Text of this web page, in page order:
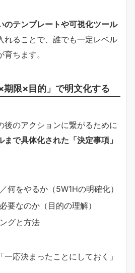
のテンプレートや可視化ツール
れることで、誰でも一定レベル
ちます。
限×目的」で明文化する
後のアクションに繋がるために
で具体化された「決定事項」
何をやるか（5W1Hの明確化）
要なのか（目的の理解）
グと方法
応決まったことにしておく」